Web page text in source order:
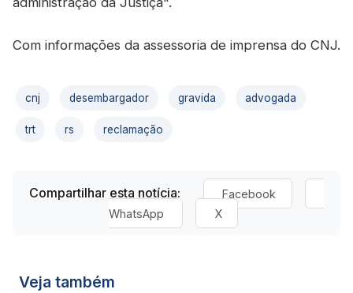
Com informações da assessoria de imprensa do CNJ.
cnj desembargador gravida advogada
trt rs reclamação
Compartilhar esta notícia:
Facebook
WhatsApp
X
Veja também